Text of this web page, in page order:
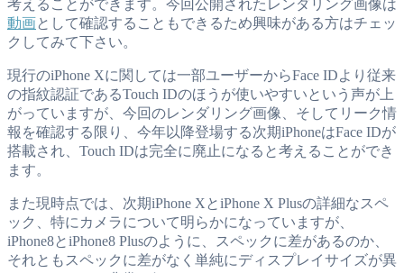
考えることができます。今回公開されたレンダリング画像は
動画として確認することもできるため興味がある方はチェッ
クしてみて下さい。
現行のiPhone Xに関しては一部ユーザーからFace IDより従来
の指紋認証であるTouch IDのほうが使いやすいという声が上
がっていますが、今回のレンダリング画像、そしてリーク情
報を確認する限り、今年以降登場する次期iPhoneはFace IDが
搭載され、Touch IDは完全に廃止になると考えることができ
ます。
また現時点では、次期iPhone XとiPhone X Plusの詳細なスペ
ック、特にカメラについて明らかになっていますが、
iPhone8とiPhone8 Plusのように、スペックに差があるのか、
それともスペックに差がなく単純にディスプレイサイズが異